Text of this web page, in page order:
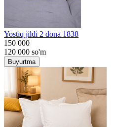
Yostiq jildi 2 dona 1838
150 000
120 000 so'm
Buyurtma